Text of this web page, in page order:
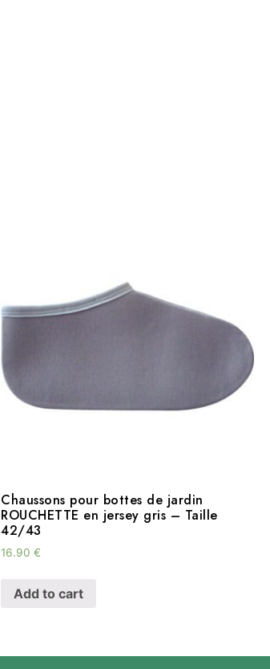
Chaussons pour bottes de jardin
ROUCHETTE en jersey gris – Taille
42/43
16.90 €
Add to cart